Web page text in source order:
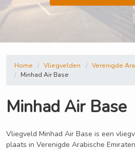
Home Vliegvelden
Verenigde
Minhad Air Base
Minhad Air Base
Vliegveld Minhad Air Base is een
plaats in Verenigde Arabische